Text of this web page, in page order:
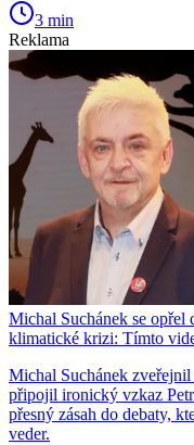
3 min
Reklama
Michal Suchánek se opřel
klimatické krizi: Tímto
Michal Suchánek
připojil ironický vzkaz
přesný zásah do debaty,
veder.